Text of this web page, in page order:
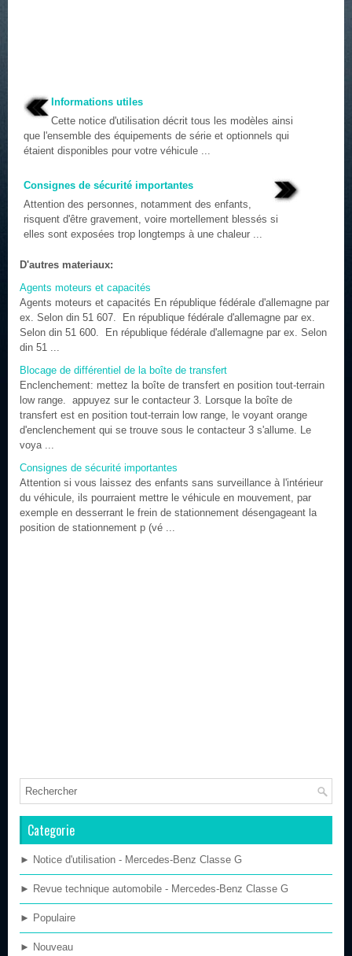
Informations utiles
Cette notice d'utilisation décrit tous les modèles ainsi
que l'ensemble des équipements de série et optionnels qui
étaient disponibles pour votre véhicule ...
Consignes de sécurité importantes
Attention des personnes, notamment des enfants,
risquent d'être gravement, voire mortellement blessés si
elles sont exposées trop longtemps à une chaleur ...
D'autres materiaux:
Agents moteurs et capacités
Agents moteurs et capacités En république fédérale d'allemagne par
ex. Selon din 51 607. En république fédérale d'allemagne par ex.
Selon din 51 600. En république fédérale d'allemagne par ex. Selon
din 51 ...
Blocage de différentiel de la boîte de transfert
Enclenchement: mettez la boîte de transfert en position tout-terrain
low range. appuyez sur le contacteur 3. Lorsque la boîte de
transfert est en position tout-terrain low range, le voyant orange
d'enclenchement qui se trouve sous le contacteur 3 s'allume. Le
voya ...
Consignes de sécurité importantes
Attention si vous laissez des enfants sans surveillance à l'intérieur
du véhicule, ils pourraient mettre le véhicule en mouvement, par
exemple en desserrant le frein de stationnement désengageant la
position de stationnement p (vé ...
Categorie
► Notice d'utilisation - Mercedes-Benz Classe G
► Revue technique automobile - Mercedes-Benz Classe G
► Populaire
► Nouveau